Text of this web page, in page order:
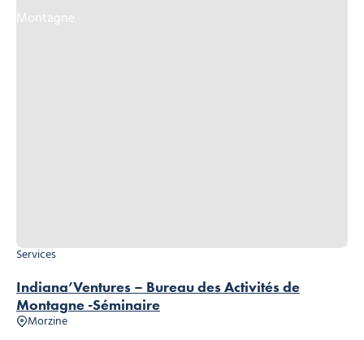
Indiana’Ventures – Bureau des Activités de
Montagne -Séminaire
Services
Morzine